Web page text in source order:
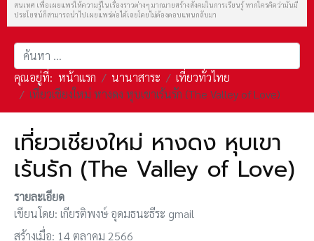
สนเทศ เพื่อเผยแพร่ให้ความรู้ในเรื่องราวต่างๆ มากมายสร้างสังคมในการเรียนรู้ หากใครคิดว่ามันมี
ประโยชน์ก็สามารถนำไปเผยแพร่ต่อได้เลยโดยไม่ต้องตอบแทนกลับมา
การค้นหา
คุณอยู่ที่: หน้าแรก นานาสาระ
เที่ยวทั่วไทย
เที่ยวเชียงใหม่ หางดง หุบเขาเร้นรัก (The Valley of Love)
เที่ยวเชียงใหม่ หางดง หุบเขา
เร้นรัก (The Valley of Love)
รายละเอียด
เขียนโดย: เกียรติพงษ์ อุดมธนะธีระ gmail
สร้างเมื่อ: 14 ตุลาคม 2566